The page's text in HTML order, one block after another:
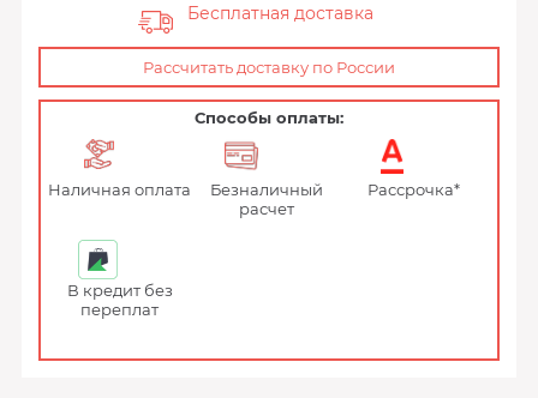
Бесплатная доставка
Рассчитать доставку по России
Способы оплаты:
Наличная оплата
Безналичный
расчет
Рассрочка*
В кредит без
переплат